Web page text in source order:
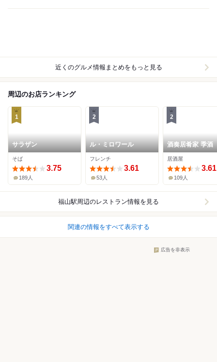
近くのグルメ情報まとめをもっと見る
周辺のお店ランキング
1
サラザン
そば
3.75
189人
2
ル・ミロワール
フレンチ
3.61
53人
2
酒奏居肴家 季酒
居酒屋
3.61
109人
福山駅周辺のレストラン情報を見る
関連の情報をすべて表示する
広告を非表示